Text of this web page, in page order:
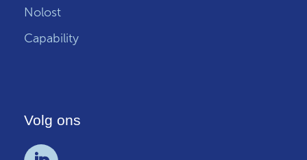
Nolost
Capability
Volg ons